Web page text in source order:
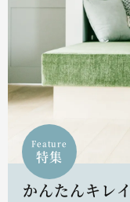
Feature
特集
かんたんキレ